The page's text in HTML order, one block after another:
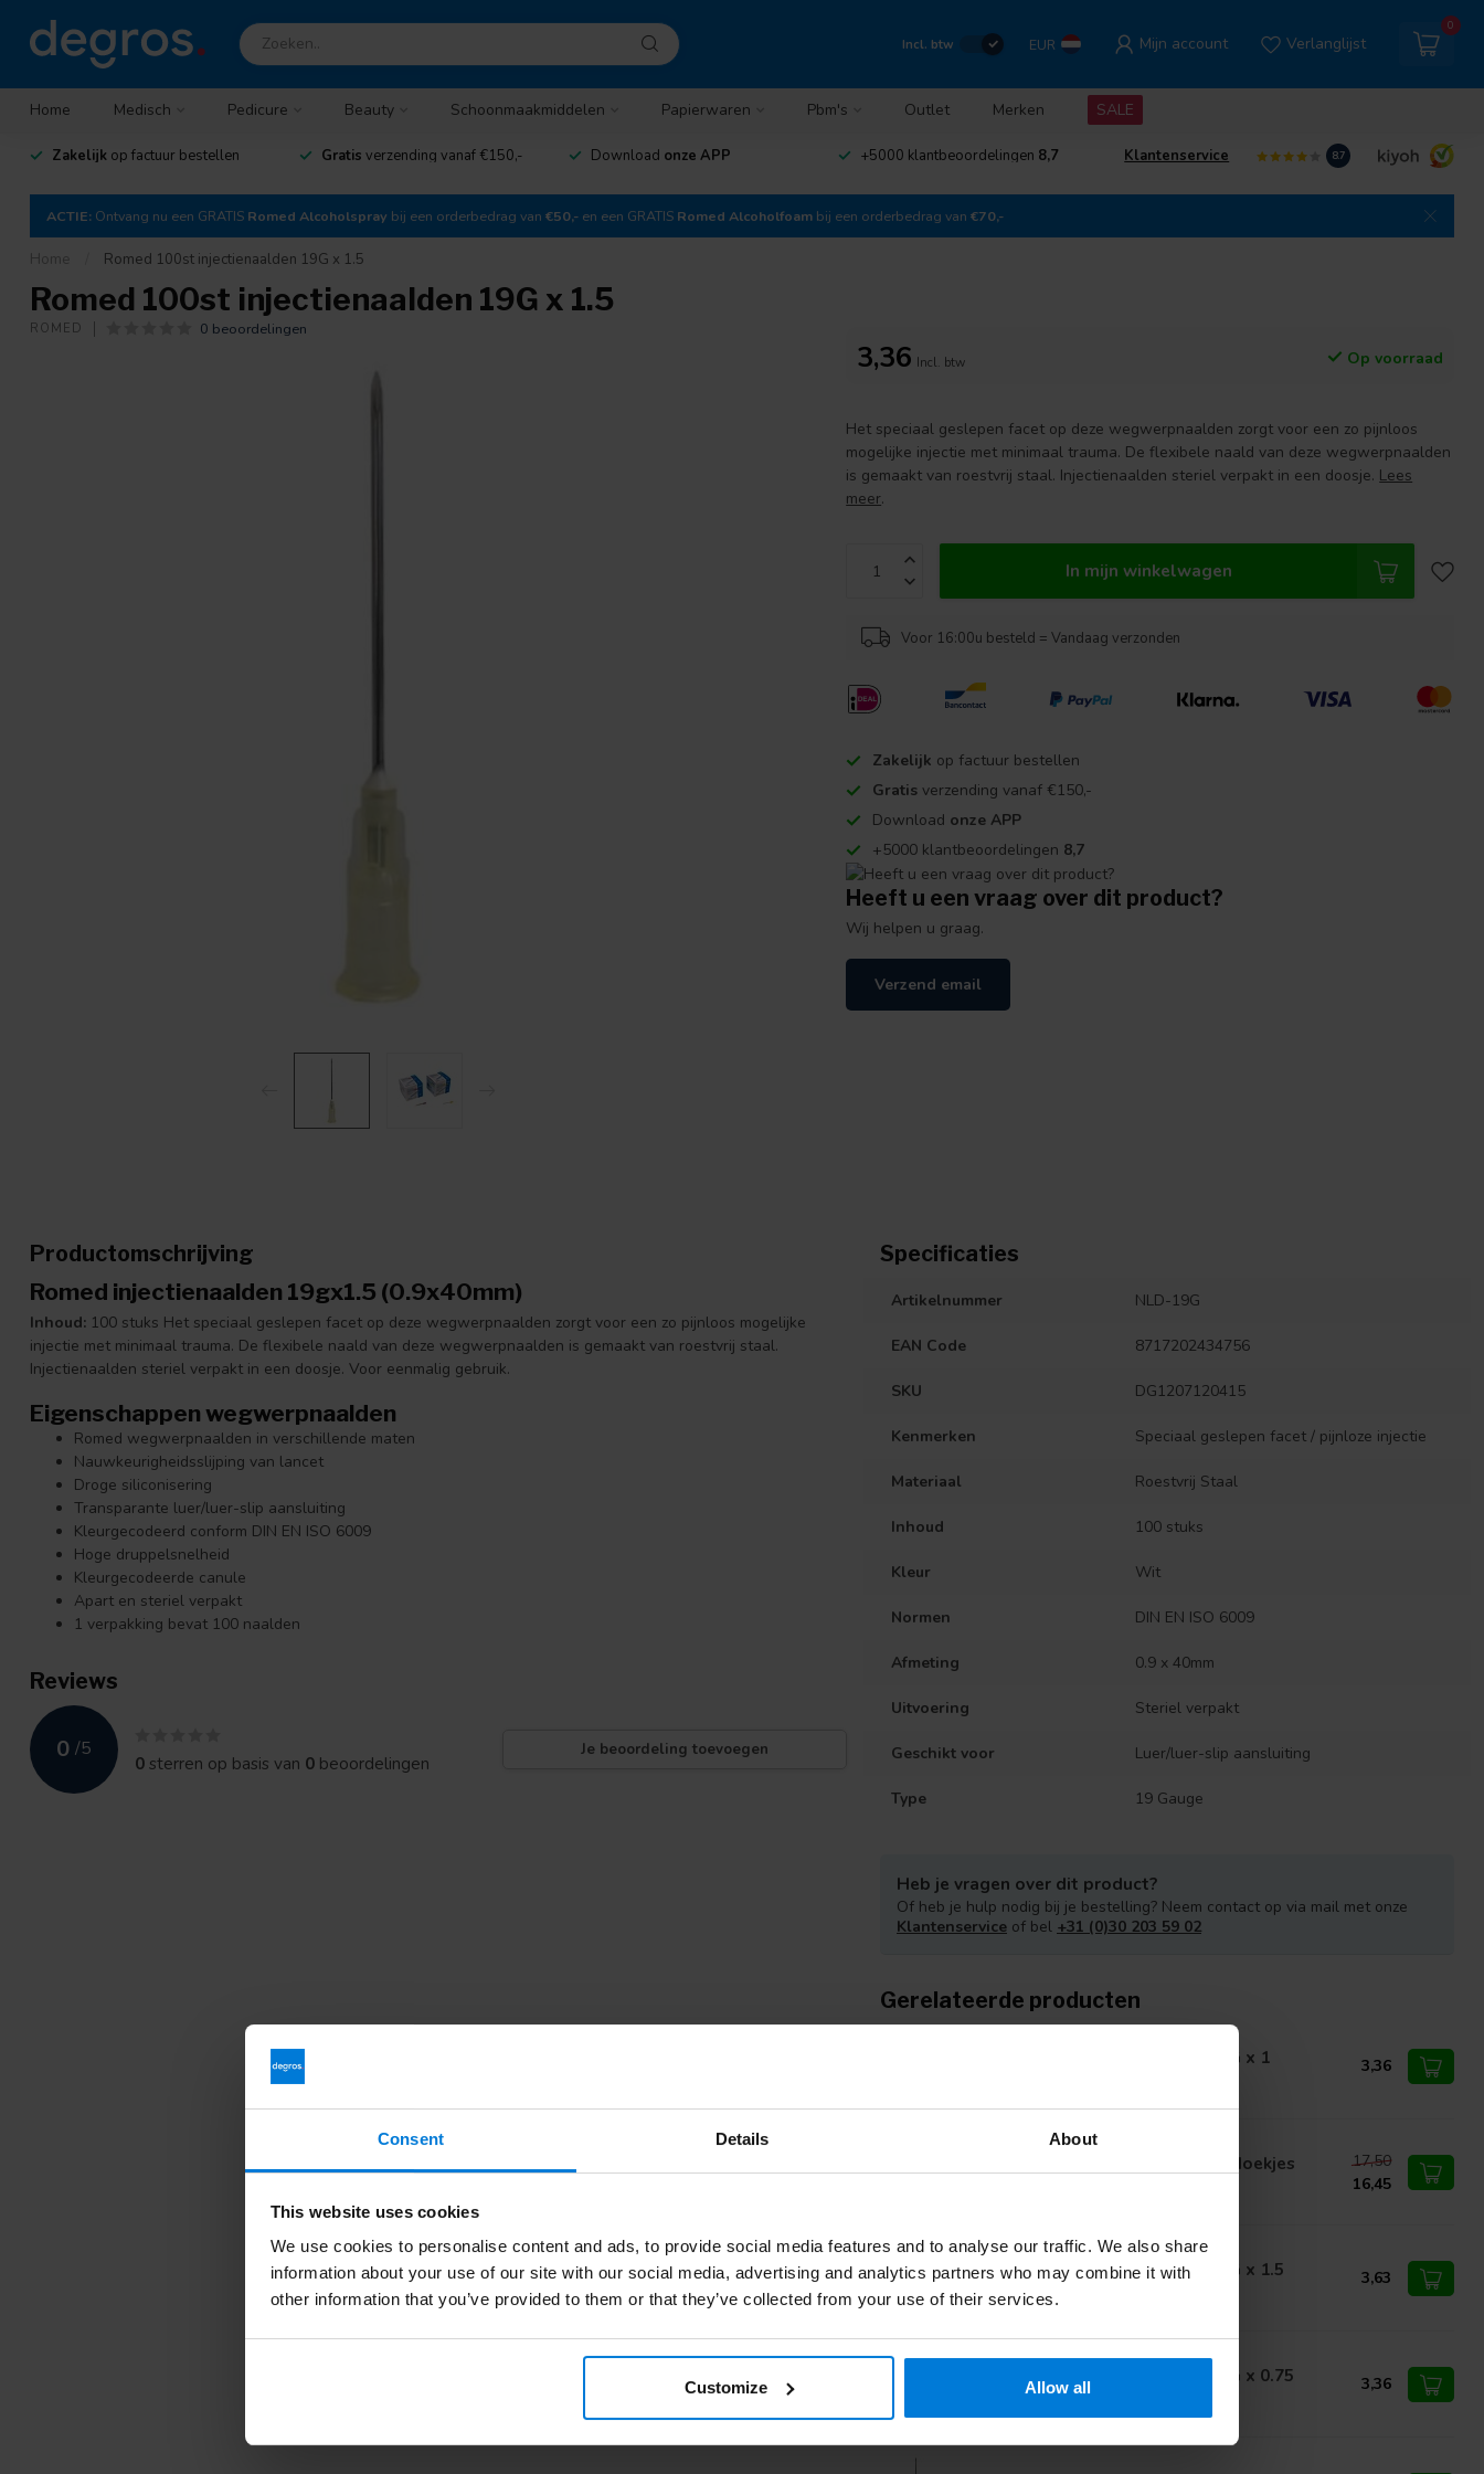
Consent Details About
This website uses cookies
We use cookies to personalise content and ads, to provide social media features and to analyse our traffic. We also share
information about your use of our site with our social media, advertising and analytics partners who may combine it with
other information that you’ve provided to them or that they’ve collected from your use of their services.
Customize Allow all
Incl. btw EUR Mijn account Verlanglijst
0
Home Medisch Pedicure Beauty Schoonmaakmiddelen Papierwaren Pbm's Outlet Merken SALE
Zakelijk op factuur bestellen Gratis verzending vanaf €150,- Download onze APP +5000 klantbeoordelingen 8,7 Klantenservice 8.7
ACTIE: Ontvang nu een GRATIS Romed Alcoholspray bij een orderbedrag van €50,- en een GRATIS Romed Alcoholfoam bij een orderbedrag van €70,-
Home Romed 100st injectienaalden 19G x 1.5
Romed 100st injectienaalden 19G x 1.5
ROMED 0 beoordelingen
3,36 Incl. btw Op voorraad
Het speciaal geslepen facet op deze wegwerpnaalden zorgt voor een zo pijnloos
mogelijke injectie met minimaal trauma. De flexibele naald van deze wegwerpnaalden
is gemaakt van roestvrij staal. Injectienaalden steriel verpakt in een doosje. Lees
meer.
In mijn winkelwagen
Voor 16:00u besteld = Vandaag verzonden
Zakelijk op factuur bestellen
Gratis verzending vanaf €150,-
Download onze APP
+5000 klantbeoordelingen 8,7
Heeft u een vraag over dit product?
Wij helpen u graag.
Verzend email
Productomschrijving
Romed injectienaalden 19gx1.5 (0.9x40mm)
Inhoud: 100 stuks Het speciaal geslepen facet op deze wegwerpnaalden zorgt voor een zo pijnloos mogelijke
injectie met minimaal trauma. De flexibele naald van deze wegwerpnaalden is gemaakt van roestvrij staal.
Injectienaalden steriel verpakt in een doosje. Voor eenmalig gebruik.
Eigenschappen wegwerpnaalden
Romed wegwerpnaalden in verschillende maten
Nauwkeurigheidsslijping van lancet
Droge siliconisering
Transparante luer/luer-slip aansluiting
Kleurgecodeerd conform DIN EN ISO 6009
Hoge druppelsnelheid
Kleurgecodeerde canule
Apart en steriel verpakt
1 verpakking bevat 100 naalden
Reviews
0 /5
0sterren op basis van 0 beoordelingen
Je beoordeling toevoegen
Specificaties
Artikelnummer NLD-19G
EAN Code 8717202434756
SKU DG1207120415
Kenmerken Speciaal geslepen facet / pijnloze injectie
Materiaal Roestvrij Staal
Inhoud 100 stuks
Kleur Wit
Normen DIN EN ISO 6009
Afmeting 0.9 x 40mm
Uitvoering Steriel verpakt
Geschikt voor Luer/luer-slip aansluiting
Type 19 Gauge
Heb je vragen over dit product?
Of heb je hulp nodig bij je bestelling? Neem contact op via mail met onze
Klantenservice of bel +31 (0)30 203 59 02
Gerelateerde producten
Romed 100st injectienaalden 23G x 1 3,36
Degros Insulinepakket - Alcoholdoekjes
17,50
16,45
Romed 100st injectienaalden 18G x 1.5 3,63
Romed 100st injectienaalden 27G x 0.75 3,36